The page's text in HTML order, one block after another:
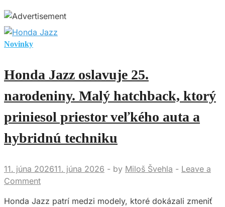
Novinky
Honda Jazz oslavuje 25.
narodeniny. Malý hatchback, ktorý
priniesol priestor veľkého auta a
hybridnú techniku
11. júna 202611. júna 2026 - by Miloš Švehla - Leave a
Comment
Honda Jazz patrí medzi modely, ktoré dokázali zmeniť